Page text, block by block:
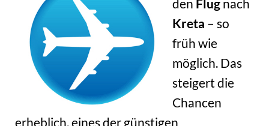
den Flugnach
Kreta – so
früh wie
möglich. Das
steigert die
Chancen
erheblich, eines der günstigen